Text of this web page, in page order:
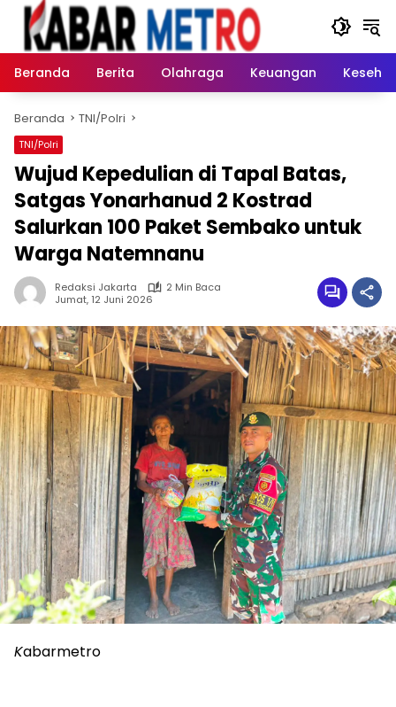
Langsung
konten
Beranda
Berita Olahraga Keuangan
Beranda TNI/Polri
TNI/Polri
Wujud Kepedulian di Tapal Batas,
Satgas Yonarhanud 2 Kostrad
Salurkan 100 Paket Sembako untuk
Warga Natemnanu
Redaksi Jakarta
2 Min Baca
Jumat, 12 Juni 2026
Kabarmetro